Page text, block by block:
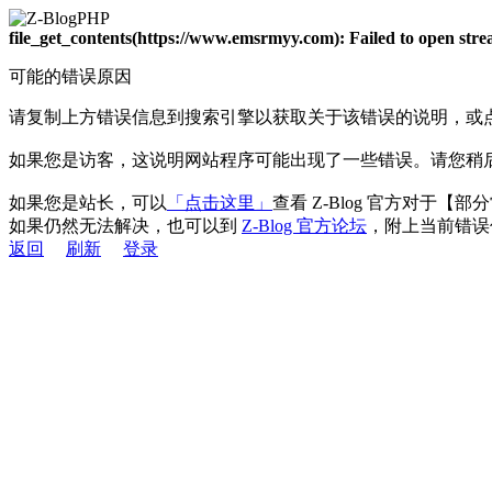
file_get_contents(https://www.emsrmyy.com): Failed to open
可能的错误原因
请复制上方错误信息到搜索引擎以获取关于该错误的说明，或
如果您是访客，这说明网站程序可能出现了一些错误。请您稍
如果您是站长，可以 「点击这里」 查看 Z-Blog 官方对于【部
如果仍然无法解决，也可以到 Z-Blog 官方论坛 ，附上当前错
返回
刷新 登录